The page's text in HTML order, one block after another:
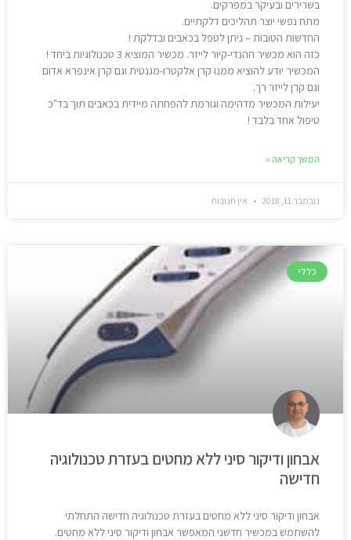
בשרירים ובעיקר במפרקים.
מתח נפשי יוצר תהליכים דלקתיים.
החדשות הטובות – ניתן לטפל בכאבים ובדלקת !
כזה הוא מכשיר ההנדי-קיור לייזר. מכשיר המוציא 3 טכנולוגיות ביחד !
המכשיר יודע להוציא ממנו קרן אלקטרו-מגנטית וגם קרן אינפרא אדום
וגם קרן לייזר רך.
יעילות המכשיר מדהימה וגורמת להפחתה מיידית בכאבים תוך בד"כ
טיפול אחד בלבד !
המשך קריאה »
נובמבר 11, 2018 אין תגובות
כללי
אבחון ודיקור סיני ללא מחטים בעזרת טכנולוגיה
חדישה
אבחון ודיקור סיני ללא מחטים בעזרת טכנולוגיה חדישה התחלתי
להשתמש במכשיר חדשני המאפשר אבחון ודיקור סיני ללא מחטים.